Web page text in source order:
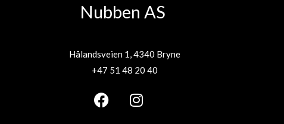
Nubben AS
Hålandsveien 1, 4340 Bryne
+47 51 48 20 40
F
I